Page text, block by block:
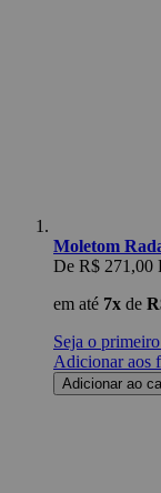
Moletom
De R$ 271,00
em até 7x de
Seja o
Adicionar aos
Adicionar ao